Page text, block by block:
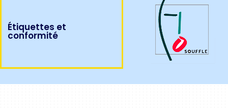
Étiquettes et
conformité